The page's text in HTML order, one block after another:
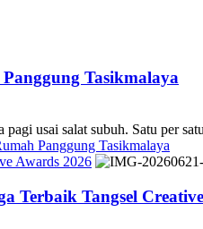
Tasikmalaya
usai salat subuh. Satu per
Panggung Tasikmalaya
Awards 2026
Terbaik Tangsel